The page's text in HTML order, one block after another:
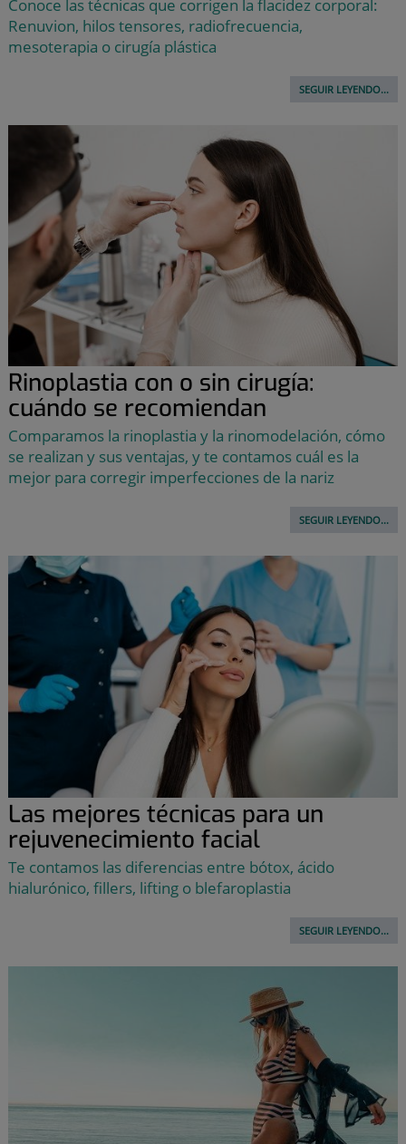
Conoce las técnicas que corrigen la flacidez corporal:
Renuvion, hilos tensores, radiofrecuencia,
mesoterapia o cirugía plástica
SEGUIR LEYENDO...
Rinoplastia con o sin cirugía:
cuándo se recomiendan
Comparamos la rinoplastia y la rinomodelación, cómo
se realizan y sus ventajas, y te contamos cuál es la
mejor para corregir imperfecciones de la nariz
SEGUIR LEYENDO...
Las mejores técnicas para un
rejuvenecimiento facial
Te contamos las diferencias entre bótox, ácido
hialurónico, fillers, lifting o blefaroplastia
SEGUIR LEYENDO...